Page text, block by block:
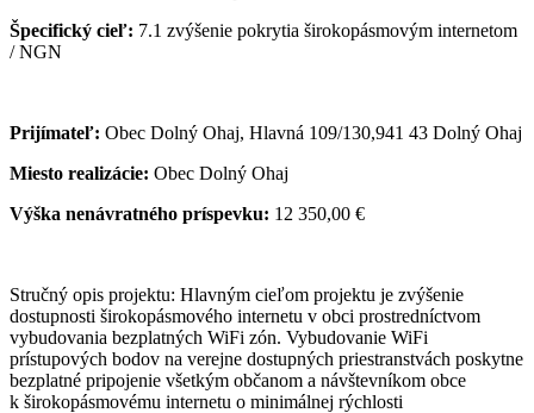
Špecifický cieľ: 7.1 zvýšenie pokrytia širokopásmovým internetom
/ NGN
Prijímateľ: Obec Dolný Ohaj, Hlavná 109/130,941 43 Dolný Ohaj
Miesto realizácie: Obec Dolný Ohaj
Výška nenávratného príspevku: 12 350,00 €
Stručný opis projektu: Hlavným cieľom projektu je zvýšenie
dostupnosti širokopásmového internetu v obci prostredníctvom
vybudovania bezplatných WiFi zón. Vybudovanie WiFi
prístupových bodov na verejne dostupných priestranstvách poskytne
bezplatné pripojenie všetkým občanom a návštevníkom obce
k širokopásmovému internetu o minimálnej rýchlosti